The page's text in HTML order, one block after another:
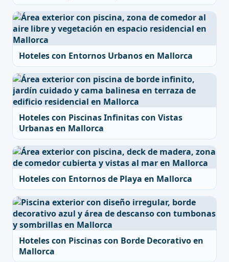
Hoteles con Entornos Urbanos en Mallorca
Hoteles con Piscinas Infinitas con Vistas
Urbanas en Mallorca
Hoteles con Entornos de Playa en Mallorca
Hoteles con Piscinas con Borde Decorativo en
Mallorca